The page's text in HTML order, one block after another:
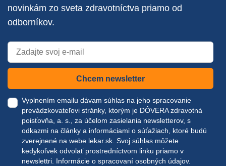
novinkám zo sveta zdravotníctva priamo od
odborníkov.
Chcem newsletter
Vyplnením emailu dávam súhlas na jeho spracovanie
prevádzkovateľovi stránky, ktorým je DÔVERA zdravotná
poisťovňa, a. s., za účelom zasielania newsletterov, s
odkazmi na články a informáciami o súťažiach, ktoré budú
zverejnené na webe lekar.sk. Svoj súhlas môžete
kedykoľvek odvolať prostredníctvom linku priamo v
newslettri. Informácie o spracovaní osobných údajov.